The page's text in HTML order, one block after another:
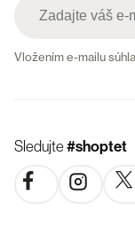
Vložením e-mailu
Sledujte#shoptet